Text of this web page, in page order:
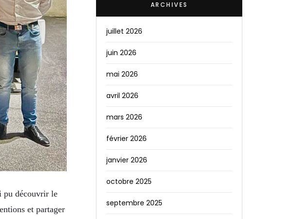
pu découvrir le
et partager
ARCHIVES
juillet 2026
juin 2026
mai 2026
avril 2026
mars 2026
février 2026
janvier 2026
octobre 2025
septembre 2025